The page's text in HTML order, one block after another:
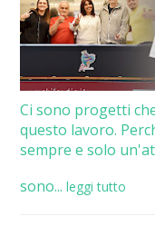
Ci sono progetti
questo lavoro.
sempre e solo
sono... leggi tutto